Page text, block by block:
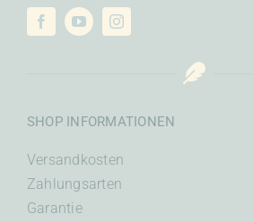
SHOP INFORMATIONEN
Versandkosten
Zahlungsarten
Garantie